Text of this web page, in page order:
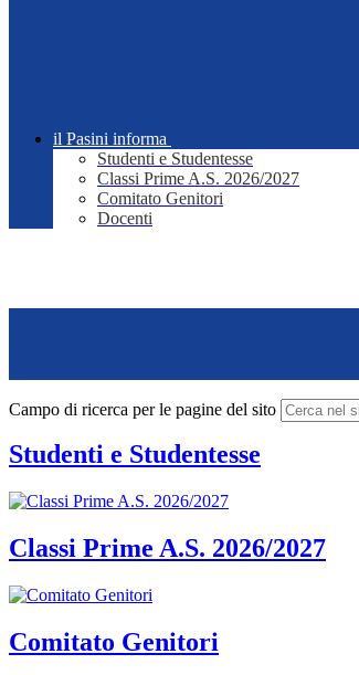
il Pasini informa
Studenti e Studentesse
Classi Prime A.S. 2026/2027
Comitato Genitori
Docenti
Campo di ricerca per le pagine del sito
Studenti e Studentesse
Classi Prime A.S. 2026/2027
Comitato Genitori